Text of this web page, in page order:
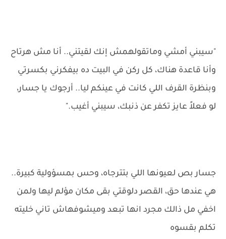
"سيبني أمشي وماتقولهمش إنك لقيتني.. أنا مش هرتاح
وأنا قاعدة هناك، كل ركن في البيت ده بيفكرني بكسرتي
وبنظرة القرف اللي كانت في عينكم ليا.. أرجوك يا جسار،
لو فعلاً عايز تكفر عن ذنبك، سيبني أغيب."
جسار بص لعيونها اللي بتترجاه، وحس بمسؤولية كبيرة..
هي عندها حق، القصر دلوقتي بقى مكان مؤلم ليها ولمن
اخفي مل ذالك مجرد انها تبعد وميشوفهاش تاني خليته
تكلم بقسوه